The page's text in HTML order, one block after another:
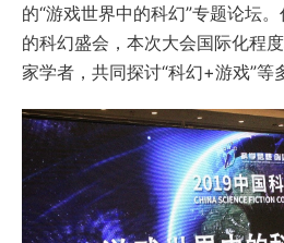
的“游戏世界中的科幻”专题论坛
的科幻盛会，本次大会国际化程
家学者，共同探讨“科幻+游戏”等